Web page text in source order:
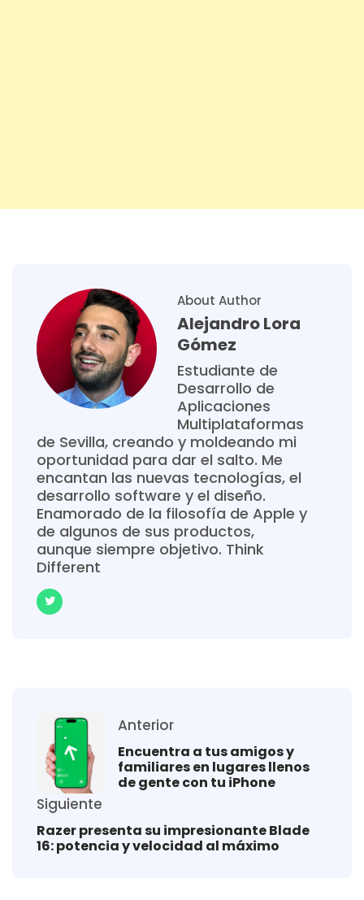
About Author
Alejandro Lora
Gómez
Estudiante de
Desarrollo de
Aplicaciones
Multiplataformas
de Sevilla, creando y moldeando mi
oportunidad para dar el salto. Me
encantan las nuevas tecnologías, el
desarrollo software y el diseño.
Enamorado de la filosofía de Apple y
de algunos de sus productos,
aunque siempre objetivo. Think
Different
Anterior
Encuentra a tus amigos y
familiares en lugares llenos
de gente con tu iPhone
Siguiente
Razer presenta su impresionante Blade
16: potencia y velocidad al máximo